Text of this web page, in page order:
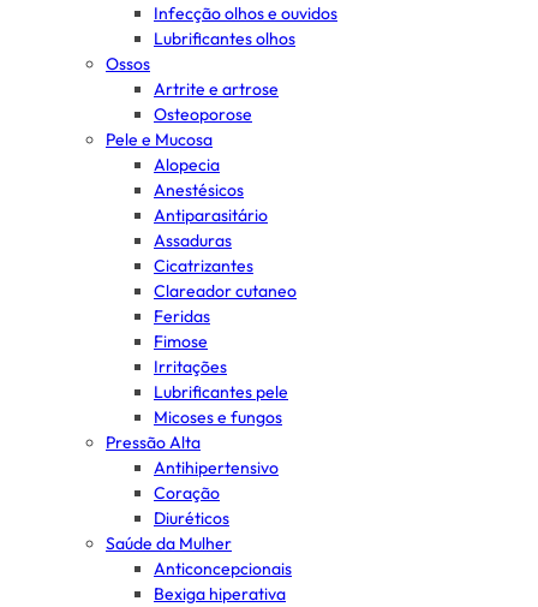
Infecção olhos e ouvidos
Lubrificantes olhos
Ossos
Artrite e artrose
Osteoporose
Pele e Mucosa
Alopecia
Anestésicos
Antiparasitário
Assaduras
Cicatrizantes
Clareador cutaneo
Feridas
Fimose
Irritações
Lubrificantes pele
Micoses e fungos
Pressão Alta
Antihipertensivo
Coração
Diuréticos
Saúde da Mulher
Anticoncepcionais
Bexiga hiperativa